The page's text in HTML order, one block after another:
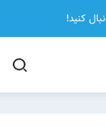
کنید!